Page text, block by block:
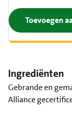
Toevoegen
Ingrediënten
Gebrande en
Alliance